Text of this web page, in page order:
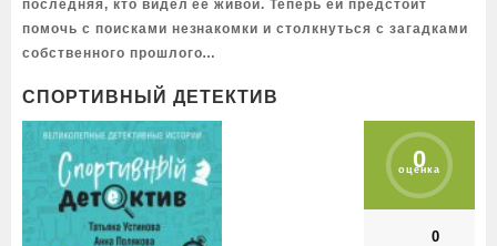
последняя, кто видел ее живой. Теперь ей предстоит
помочь с поисками незнакомки и столкнуться с загадками
собственного прошлого…
СПОРТИВНЫЙ ДЕТЕКТИВ
0
оценка
0